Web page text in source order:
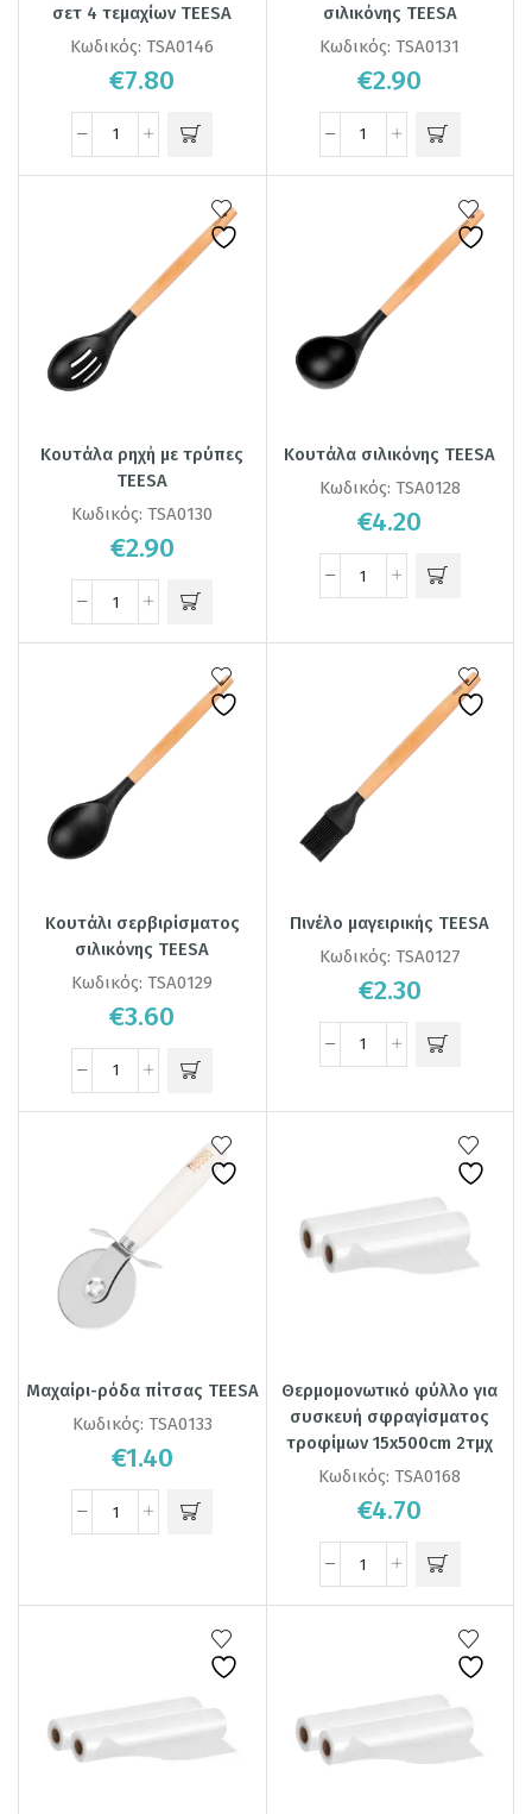
σετ 4 τεμαχίων TEESA
Κωδικός:TSA0146
€7.80
σιλικόνης TEESA
Κωδικός:TSA0131
€2.90
Κουτάλα ρηχή με τρύπες
TEESA
Κωδικός:TSA0130
€2.90
Κουτάλα σιλικόνης TEESA
Κωδικός: TSA0128
€4.20
Κουτάλι σερβιρίσματος
σιλικόνης TEESA
Κωδικός:TSA0129
€3.60
Πινέλο μαγειρικής TEESA
Κωδικός: TSA0127
€2.30
Μαχαίρι-ρόδα πίτσας TEESA
Κωδικός: TSA0133
€1.40
Θερμομονωτικό φύλλο για
συσκευή σφραγίσματος
τροφίμων 15x500cm 2τμχ
Κωδικός:TSA0168
€4.70